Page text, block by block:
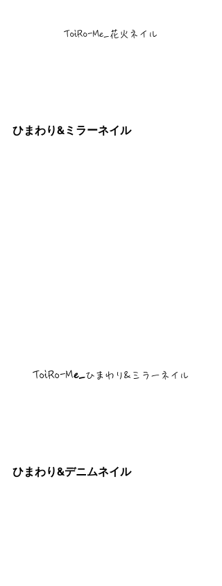
ToiRo-Me_花火ネイル
ひまわり&ミラーネイル
ToiRo-Me_ひまわり&ミラーネイル
ひまわり&デニムネイル